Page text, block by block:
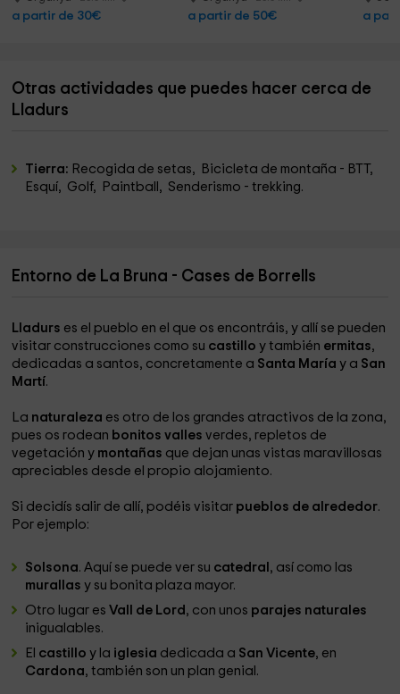
a partir de 30€ a partir de 50€ a
Otras actividades que puedes hacer cerca de
Lladurs
Tierra: Recogida de setas, Bicicleta de montaña - BTT,
Esquí, Golf, Paintball, Senderismo - trekking.
Entorno de La Bruna - Cases de Borrells
Lladurs es el pueblo en el que os encontráis, y allí se pueden
visitar construcciones como su castilloy también ermitas,
dedicadas a santos, concretamente a Santa María y a San
Martí.
La naturaleza es otro de los grandes atractivos de la zona,
pues os rodean bonitos valles verdes, repletos de
vegetación y montañas que dejan unas vistas maravillosas
apreciables desde el propio alojamiento.
Si decidís salir de allí, podéis visitar pueblos de alrededor.
Por ejemplo:
Solsona. Aquí se puede ver su catedral , así como las
murallasy su bonita plaza mayor.
Otro lugar esVall de Lord , con unos parajes naturales
inigualables.
El castilloy la iglesia dedicada a San Vicente, en
Cardona, también son un plan genial.